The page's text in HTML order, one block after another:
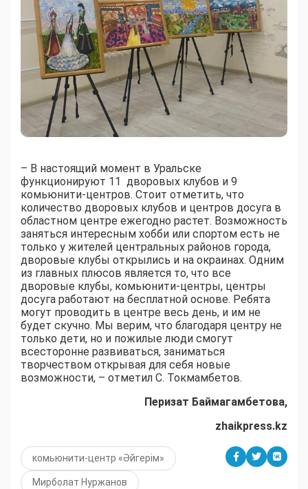
– В настоящий момент в Уральске
функционируют 11 дворовых клубов и 9
комьюнити-центров. Стоит отметить, что
количество дворовых клубов и центров досуга в
областном центре ежегодно растет. Возможность
заняться интересным хобби или спортом есть не
только у жителей центральных районов города,
дворовые клубы открылись и на окраинах. Одним
из главных плюсов является то, что все
дворовые клубы, комьюнити-центры, центры
досуга работают на бесплатной основе. Ребята
могут проводить в центре весь день, и им не
будет скучно. Мы верим, что благодаря центру не
только дети, но и пожилые люди смогут
всесторонне развиваться, заниматься
творчеством открывая для себя новые
возможности, – отметил С. Токмамбетов.
Перизат Баймагамбетова,
zhaikpress.kz
комьюнити-центр «Әйгерім»
Мирболат Нуржанов